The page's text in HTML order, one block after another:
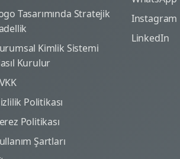
Tasarımında Stratejik
Kimlik Sistemi
Kurulur
Politikası
Politikası
Şartları
Instagram
LinkedIn